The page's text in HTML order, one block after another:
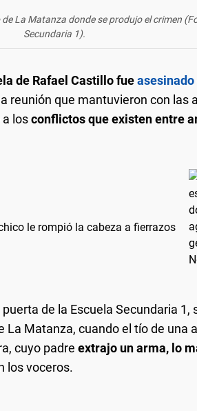
La Matanza donde se produjo el crimen
Secundaria 1).
de Rafael Castillo fueasesinado
reunión que mantuvieron con las
losconflictos que existen entre
le rompió la cabeza a fierrazos
de la Escuela Secundaria 1,
La Matanza, cuando el tío de una
cuyo padre extrajo un arma, lo
los voceros.